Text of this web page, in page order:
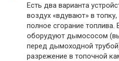
Есть два варианта
воздух «вдувают» в
полное сгорание топлива.
оборудуют дымососом
перед дымоходной
разрежение в топочной